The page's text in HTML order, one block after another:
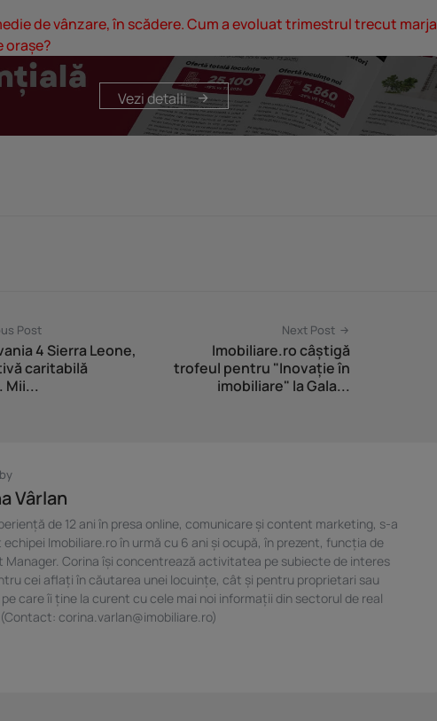
de vânzare, în scădere. Cum a evoluat trimestrul trecut marja
orașe?
Vezi detalii
Post
4 Sierra Leone,
caritabilă
Mii...
Next Post
Imobiliare.ro câștigă
trofeul pentru "Inovație în
imobiliare" la Gala...
Vârlan
de 12 ani în presa online, comunicare și content marketing, s-a
Imobiliare.ro în urmă cu 6 ani și ocupă, în prezent, funcția de
Manager. Corina își concentrează activitatea pe subiecte de interes
cei aflați în căutarea unei locuințe, cât și pentru proprietari sau
care îi ține la curent cu cele mai noi informații din sectorul de real
corina.varlan@imobiliare.ro)